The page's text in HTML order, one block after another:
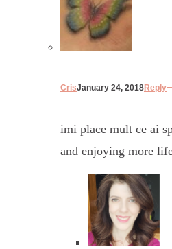
CrisJanuary 24, 2018Reply
imi place mult ce ai
and enjoying more